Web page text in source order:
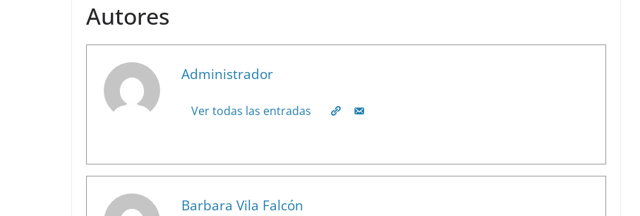
Autores
Administrador
Ver todas las entradas
Barbara Vila Falcón